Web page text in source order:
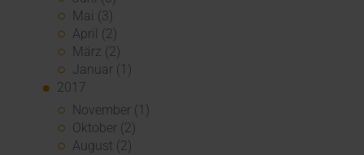
Mai (3)
April (2)
März (2)
Januar (1)
2017
November (1)
Oktober (2)
August (2)